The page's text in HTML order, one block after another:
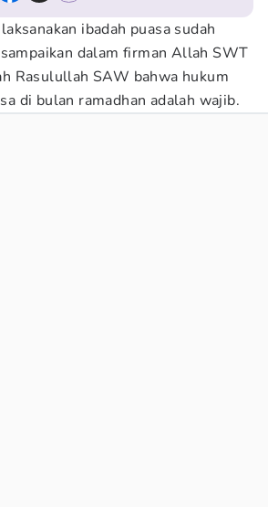
ibadah puasa sudah
dalam firman Allah SWT
Rasulullah SAW bahwa hukum
di bulan ramadhan adalah wajib.